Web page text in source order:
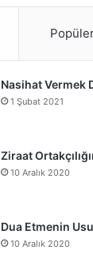
b
o
Nasihat Vermek
1 Şubat 2021
Ziraat
10 Aralık 2020
Dua Etmenin
10 Aralık 2020